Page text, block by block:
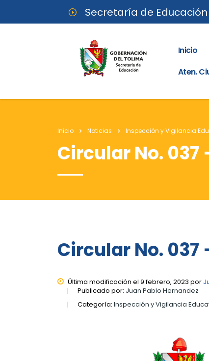
Secretaría de
Inicio
Aten.
Inicio Noticias Inspección y Vigilancia
Circular No. 037
Circular No. 037
Última modificación el 9 febrero, 2023 por
Publicado por: Juan Pablo Hernandez
Categoría: Inspección y Vigilancia